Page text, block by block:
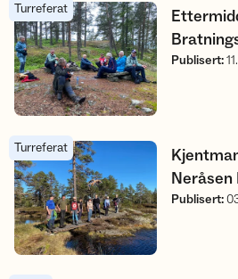
Ettermiddagstur til Bratningsborg
Turreferat
Publisert:
Kjentmannsmerket tur til Neråsen
Turreferat
Publisert:
Neråsen